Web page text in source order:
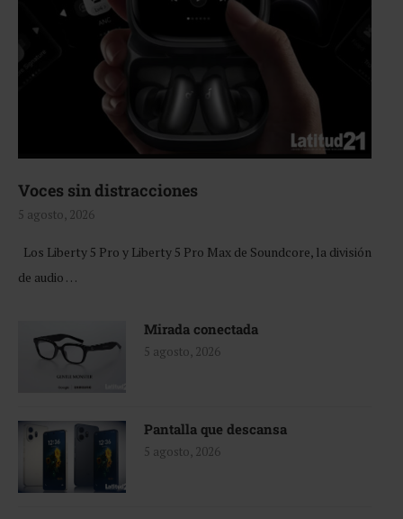
Voces sin distracciones
5 agosto, 2026
Los Liberty 5 Pro y Liberty 5 Pro Max de Soundcore, la división
de audio …
Mirada conectada
5 agosto, 2026
Pantalla que descansa
5 agosto, 2026